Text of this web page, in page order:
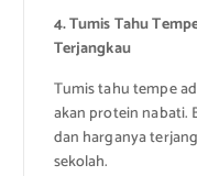
4. Tumis Tahu
Terjangkau
Tumis tahu tempe
akan protein nabati.
dan harganya
sekolah.